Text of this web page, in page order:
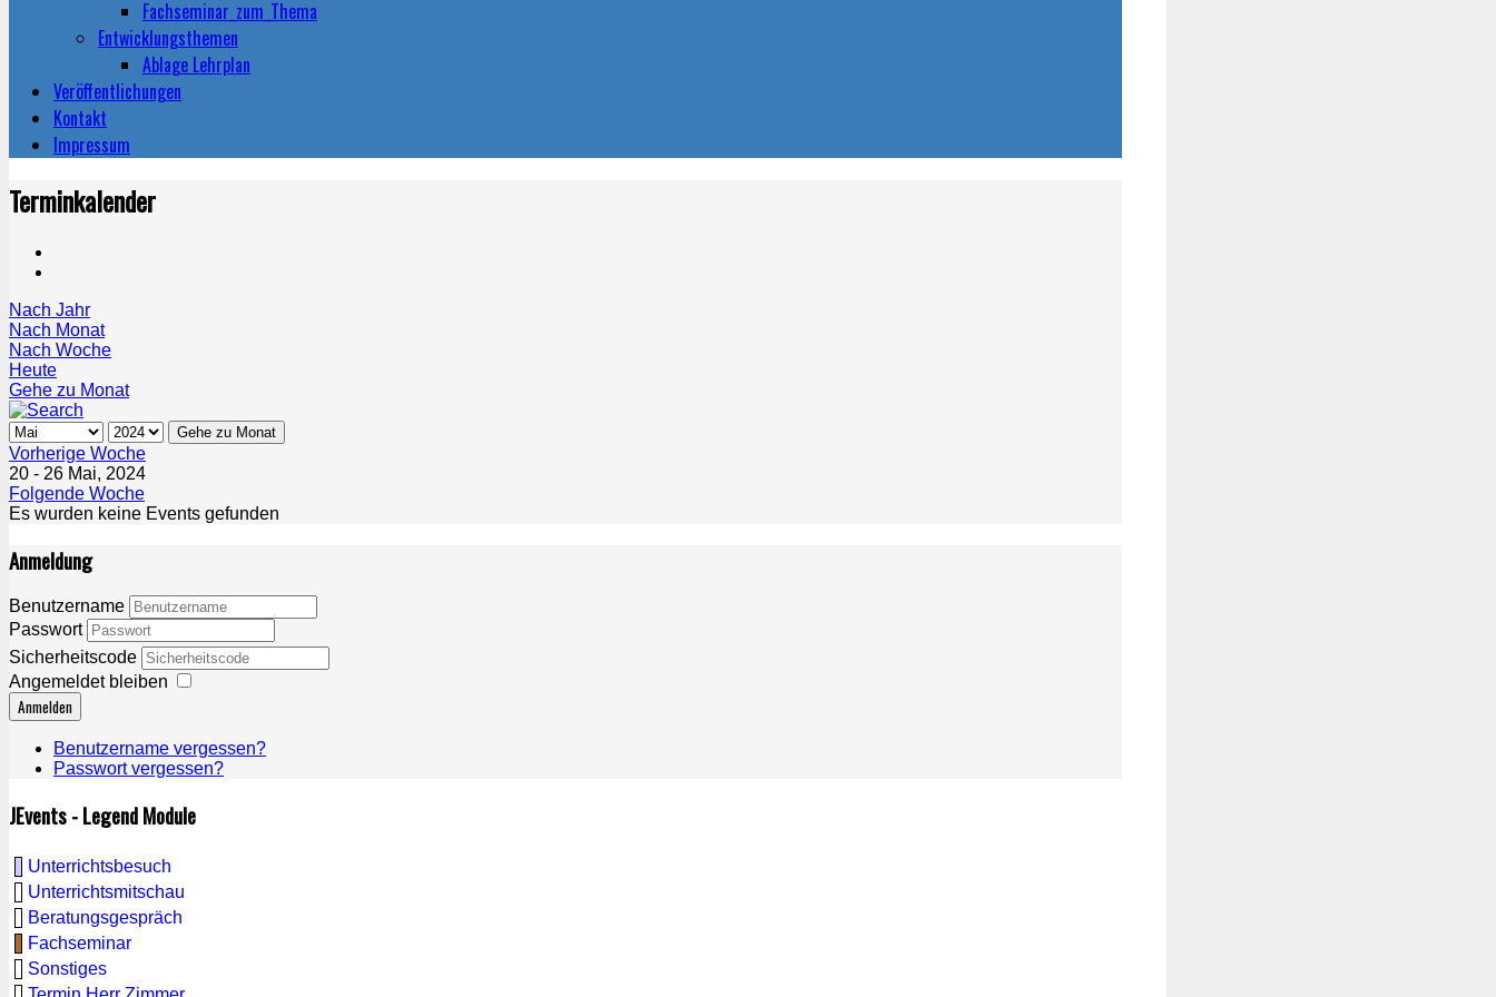
Fachseminar_zum_Thema
Entwicklungsthemen
Ablage Lehrplan
Veröffentlichungen
Kontakt
Impressum
Terminkalender
Nach Jahr
Nach Monat
Nach Woche
Heute
Gehe zu Monat
Gehe zu Monat
Vorherige Woche
20 - 26 Mai, 2024
Folgende Woche
Es wurden keine Events gefunden
Anmeldung
Benutzername
Passwort
Sicherheitscode
Angemeldet bleiben
Anmelden
Benutzername vergessen?
Passwort vergessen?
JEvents - Legend Module
Unterrichtsbesuch
Unterrichtsmitschau
Beratungsgespräch
Fachseminar
Sonstiges